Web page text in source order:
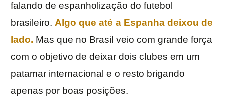
falando de espanholização do futebol
brasileiro. Algo que até a Espanha deixou de
lado. Mas que no Brasil veio com grande força
com o objetivo de deixar dois clubes em um
patamar internacional e o resto brigando
apenas por boas posições.